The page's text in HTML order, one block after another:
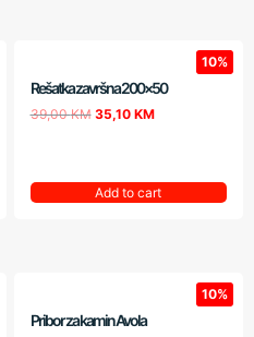
10%
Rešatka završna 200×50
39,00KM 35,10 KM
Add to cart
10%
Pribor za kamin Avola